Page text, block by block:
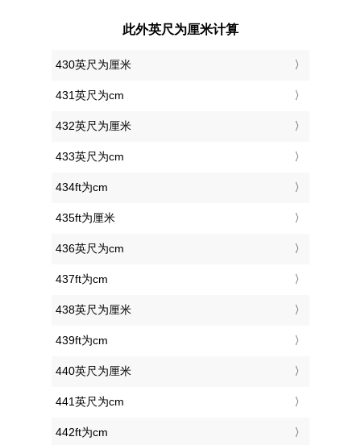
此外英尺为厘米计算
430英尺为厘米
431英尺为cm
432英尺为厘米
433英尺为cm
434ft为cm
435ft为厘米
436英尺为cm
437ft为cm
438英尺为厘米
439ft为cm
440英尺为厘米
441英尺为cm
442ft为cm